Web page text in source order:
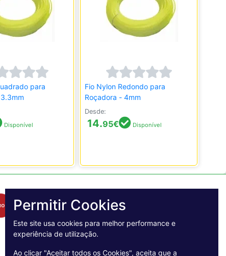
para
Disponível
Fio Nylon Redondo para
Roçadora - 4mm
Desde:
14.95€ Disponível
Permitir Cookies
Este site usa cookies para melhor performance e
experiência de utilização.
Ao clicar "Aceitar todos os Cookies", aceita que a